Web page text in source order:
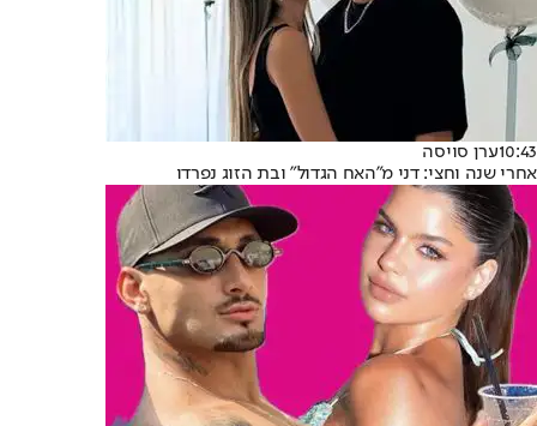
10:43ערן סויסה
אחרי שנה וחצי: דני מ"האח הגדול" ובת הזוג נפרדו